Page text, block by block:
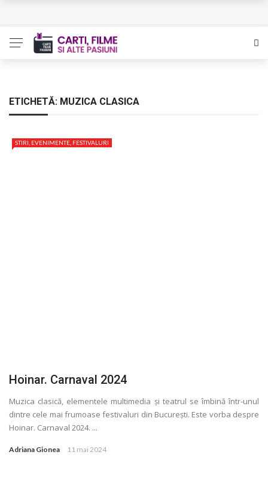
The Man Who Sold Air in the Holy Land – Generatia care
Queer – Un Burroughs sentimental
Luati-ma drept un vis. Povestiri in K. minor – Dor de Kafka
ETICHETĂ: MUZICA CLASICA
STIRI, EVENIMENTE, FESTIVALURI
Hoinar. Carnaval 2024
Muzica clasică, elementele multimedia și teatrul se îmbină într-unul
dintre cele mai frumoase festivaluri din București. Este vorba despre
Hoinar. Carnaval 2024. ...
Adriana Gionea 11 mai 2024